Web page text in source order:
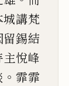
講梵
留錫結
主悅峰
。 霏霏